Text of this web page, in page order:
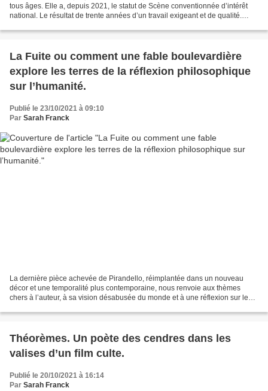
tous âges. Elle a, depuis 2021, le statut de Scène conventionnée d’intérêt
national. Le résultat de trente années d’un travail exigeant et de qualité.
La Fuite ou comment une fable boulevardière
explore les terres de la réflexion philosophique
sur l’humanité.
Publié le 23/10/2021 à 09:10
Par Sarah Franck
La dernière pièce achevée de Pirandello, réimplantée dans un nouveau
décor et une temporalité plus contemporaine, nous renvoie aux thèmes
chers à l’auteur, à sa vision désabusée du monde et à une réflexion sur les
Théorèmes. Un poète des cendres dans les
valises d’un film culte.
Publié le 20/10/2021 à 16:14
Par Sarah Franck